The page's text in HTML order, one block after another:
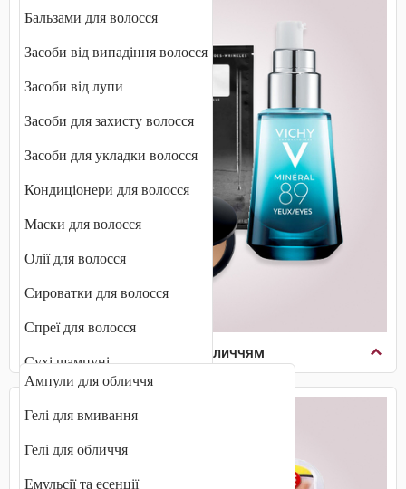
Бальзами для волосся
Засоби від випадіння волосся
Засоби від лупи
Засоби для захисту волосся
Засоби для укладки волосся
Кондиціонери для волосся
Маски для волосся
Олії для волосся
Сироватки для волосся
Спреї для волосся
Сухі шампуні
Косметика по догляду за обличчям
Ампули для обличчя
Гелі для вмивання
Гелі для обличчя
Емульсії та есенції